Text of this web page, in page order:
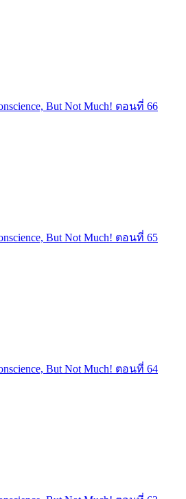
But Not Much! ตอนที่ 66
But Not Much! ตอนที่ 65
But Not Much! ตอนที่ 64